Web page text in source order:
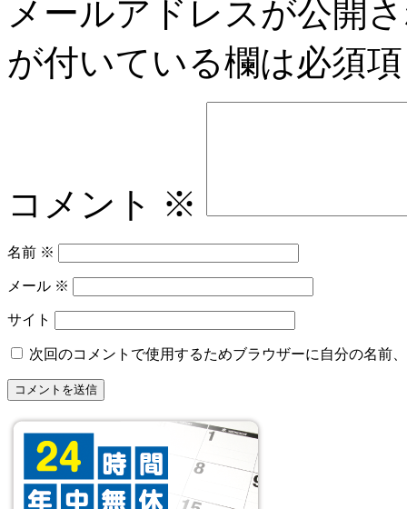
メールアドレスが公開
が付いている欄は必須
コメント ※
名前 ※
メール ※
サイト
次回のコメントで使用するためブラウザーに自分の名前